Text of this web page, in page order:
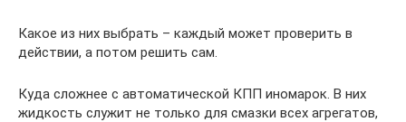
Какое из них выбрать – каждый может проверить в
действии, а потом решить сам.
Куда сложнее с автоматической КПП иномарок. В них
жидкость служит не только для смазки всех агрегатов,